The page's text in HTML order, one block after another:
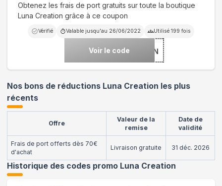
Obtenez les frais de port gratuits sur toute la boutique
Luna Creation grâce à ce coupon
Vérifié Valable jusqu'au 26/06/2022 Utilisé 199 fois
Voir le code
***MERMOON
Nos bons de réductions Luna Creation les plus
récents
Offre
Valeur de la
remise
Date de
validité
Frais de port offerts dès 70€
d'achat
Livraison gratuite 31 déc. 2026
Historique des codes promo Luna Creation